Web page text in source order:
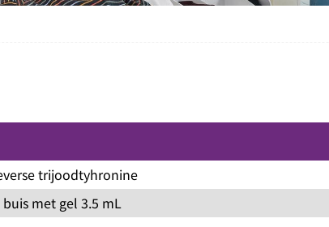
trijoodtyhronine
met gel 3.5 mL